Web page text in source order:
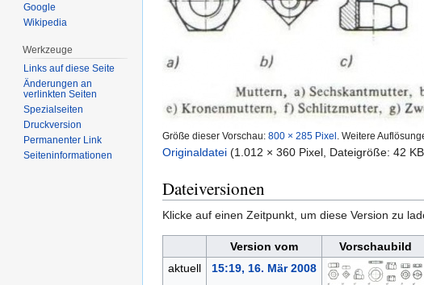
Größe dieser Vorschau: 800 × 285 Pixel Weitere
Originaldatei (1.012 × 360 Pixel, Dateigröße: 42
Dateiversionen
Klicke auf einen Zeitpunkt, um diese Version zu
Version vom Vorschaubild
aktuell
15:19, 16. Mär 2008
Google
Wikipedia
Werkzeuge
Links auf diese Seite
Änderungen an
verlinkten Seiten
Spezialseiten
Druckversion
Permanenter Link
Seiten­informationen